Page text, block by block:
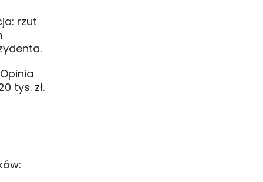
rzut
tys. zł.